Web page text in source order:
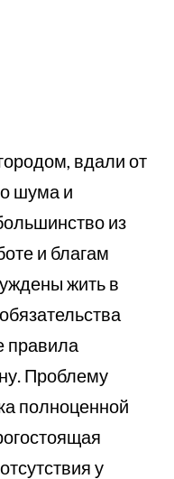
вдали от
шума и
из
и благам
жить в
правила
Проблему
полноценной
у